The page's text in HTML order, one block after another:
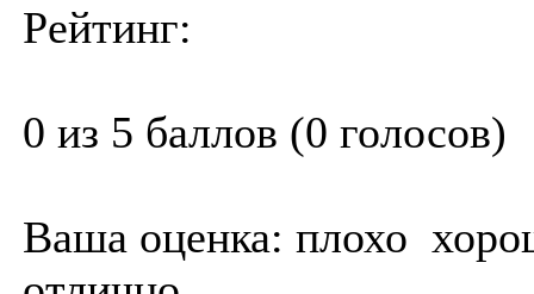
Рейтинг:
0 из 5 баллов (0 голосов)
Ваша оценка: плохо